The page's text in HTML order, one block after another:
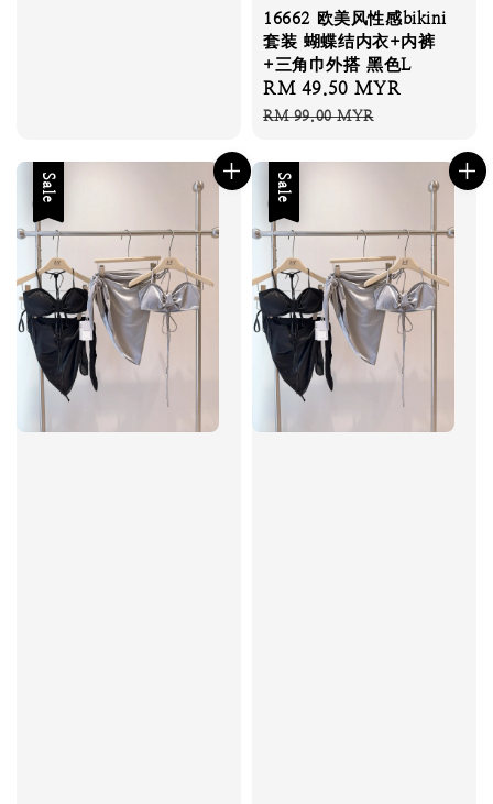
16662 欧美风性感bikini
套装 蝴蝶结内衣+内裤
+三角巾外搭 黑色L
Sale
price
RM 49.50 MYR
RM 99.00 MYR
Sale Sale